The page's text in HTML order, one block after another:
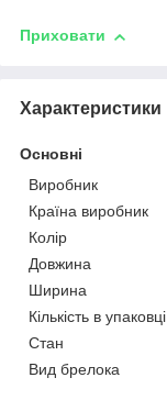
Приховати
Характеристики
Основні
Виробник
Країна виробник
Колір
Довжина
Ширина
Кількість в упаковці
Стан
Вид брелока